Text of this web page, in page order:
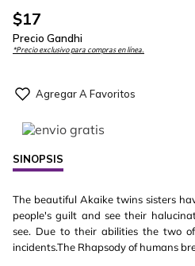
$17
Precio Gandhi
*Precio exclusivo para compras en línea.
SINOPSIS
The beautiful Akaike twins sisters
people's guilt and see their
see. Due to their abilities the two
incidents.The Rhapsody of humans